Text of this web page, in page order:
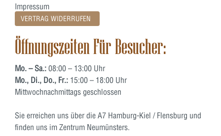
Impressum
VERTRAG WIDERRUFEN
Öffnungszeiten Für Besucher:
Mo. – Sa.: 08:00 – 13:00 Uhr
Mo., Di., Do., Fr.: 15:00 – 18:00 Uhr
Mittwochnachmittags geschlossen
Sie erreichen uns über die A7 Hamburg-Kiel / Flensburg und
finden uns im Zentrum Neumünsters.